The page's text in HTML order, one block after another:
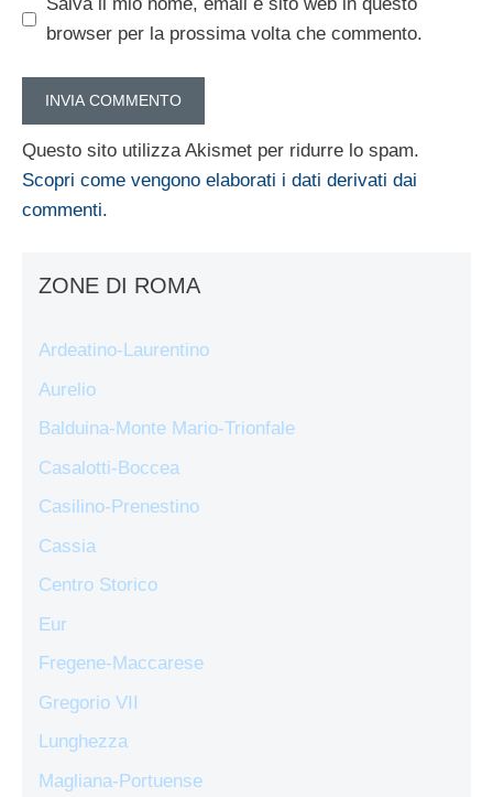
Salva il mio nome, email e sito web in questo
browser per la prossima volta che commento.
Questo sito utilizza Akismet per ridurre lo spam.
Scopri come vengono elaborati i dati derivati dai
commenti.
ZONE DI ROMA
Ardeatino-Laurentino
Aurelio
Balduina-Monte Mario-Trionfale
Casalotti-Boccea
Casilino-Prenestino
Cassia
Centro Storico
Eur
Fregene-Maccarese
Gregorio VII
Lunghezza
Magliana-Portuense